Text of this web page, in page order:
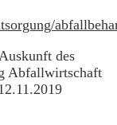
des
Abfallwirtschaft